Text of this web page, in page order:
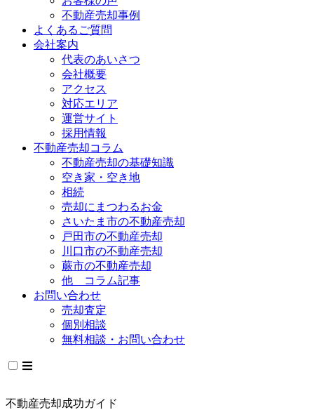
不動産売却事例
よくあるご質問
会社案内
代表のあいさつ
会社概要
アクセス
対応エリア
運営サイト
採用情報
不動産売却コラム
不動産売却の基礎知識
空き家・空き地
相続
売却にまつわるお金
さいたま市の不動産売却
戸田市の不動産売却
川口市の不動産売却
蕨市の不動産売却
他 コラム記事
お問い合わせ
売却査定
個別相談
無料相談・お問い合わせ
不動産売却成功ガイド